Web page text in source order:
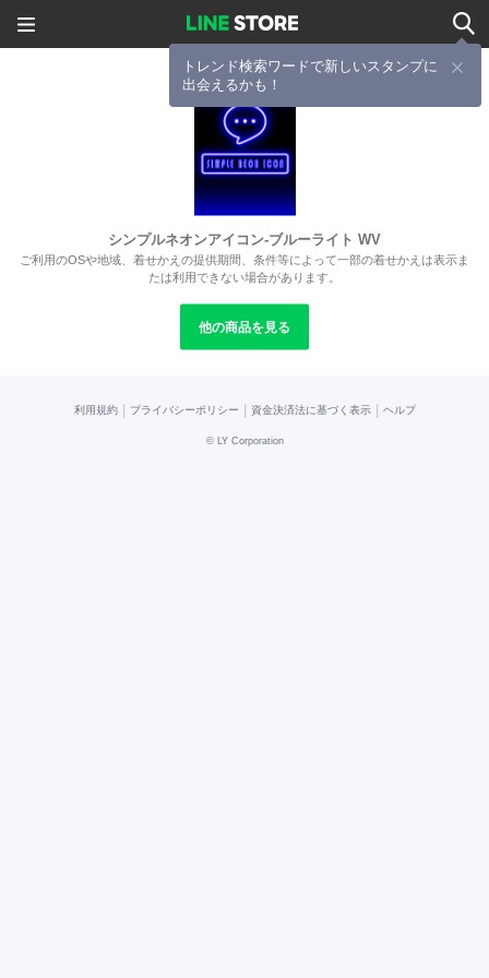
トレンド検索ワードで新しいスタンプに
出会えるかも！
シンプルネオンアイコン-ブルーライト WV
ご利用のOSや地域、着せかえの提供期間、条件等によって一部の着せかえは表示ま
たは利用できない場合があります。
他の商品を見る
利用規約 プライバシーポリシー 資金決済法に基づく表示 ヘルプ
© LY Corporation